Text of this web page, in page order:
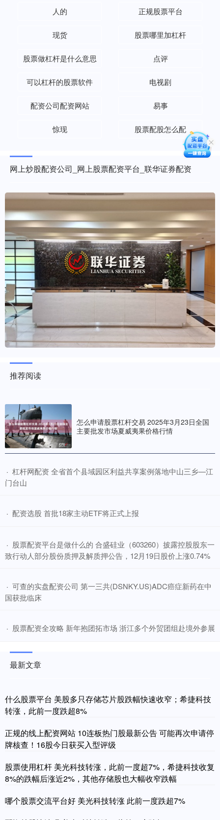
人的 正规股票平台
现货 股票哪里加杠杆
股票做杠杆是什么意思 点评
可以杠杆的股票软件 电视剧
配资公司配资网站 易事
惊现 股票配股怎么配
网上炒股配资公司_网上股票配资平台_联华证券配资
推荐阅读
怎么申请股票杠杆交易 2025年3月23日全国
主要批发市场夏威夷果价格行情
· ​杠杆网配资 全省首个县域园区利益共享案例落地中山三乡—江
门台山
· ​配资选股 首批18家主动ETF将正式上报
· ​股票配资平台是做什么的 合盛硅业（603260）披露控股股东一
致行动人部分股份质押及解质押公告，12月19日股价上涨0.74%
· ​可查的实盘配资公司 第一三共(DSNKY.US)ADC癌症新药在中
国获批临床
· ​股票配资全攻略 新年抱团拓市场 浙江多个外贸团组赴境外参展
最新文章
什么股票平台 美股多只存储芯片股跌幅快速收窄；希捷科技
转涨，此前一度跌超8%
正规的线上配资网站 10连板热门股最新公告 可能再次申请停
牌核查！16股今日获买入型评级
股票使用杠杆 美光科技转涨，此前一度超7%，希捷科技收复
8%的跌幅后涨近2%，其他存储股也大幅收窄跌幅
哪个股票交流平台好 美光科技转涨 此前一度跌超7%